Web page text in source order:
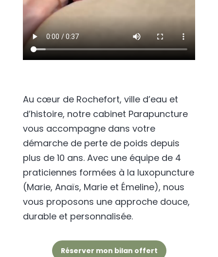
Au cœur de Rochefort, ville d’eau et
d’histoire, notre cabinet Parapuncture
vous accompagne dans votre
démarche de perte de poids depuis
plus de 10 ans. Avec une équipe de 4
praticiennes formées à la luxopuncture
(Marie, Anaïs, Marie et Émeline), nous
vous proposons une approche douce,
durable et personnalisée.
Réserver mon bilan offert